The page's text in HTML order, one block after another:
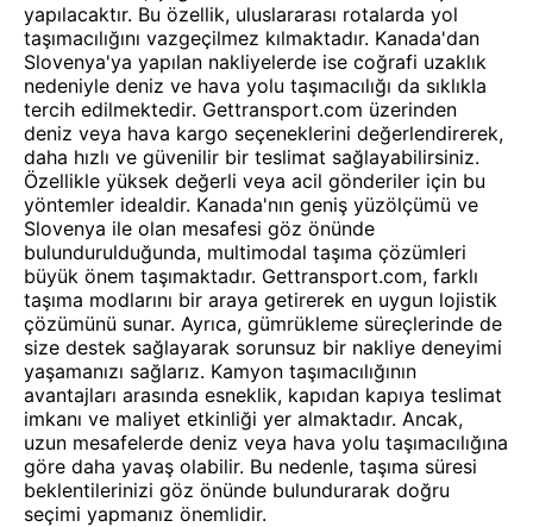
yapılacaktır. Bu özellik, uluslararası rotalarda yol
taşımacılığını vazgeçilmez kılmaktadır. Kanada'dan
Slovenya'ya yapılan nakliyelerde ise coğrafi uzaklık
nedeniyle deniz ve hava yolu taşımacılığı da sıklıkla
tercih edilmektedir. Gettransport.com üzerinden
deniz veya hava kargo seçeneklerini değerlendirerek,
daha hızlı ve güvenilir bir teslimat sağlayabilirsiniz.
Özellikle yüksek değerli veya acil gönderiler için bu
yöntemler idealdir. Kanada'nın geniş yüzölçümü ve
Slovenya ile olan mesafesi göz önünde
bulundurulduğunda, multimodal taşıma çözümleri
büyük önem taşımaktadır. Gettransport.com, farklı
taşıma modlarını bir araya getirerek en uygun lojistik
çözümünü sunar. Ayrıca, gümrükleme süreçlerinde de
size destek sağlayarak sorunsuz bir nakliye deneyimi
yaşamanızı sağlarız. Kamyon taşımacılığının
avantajları arasında esneklik, kapıdan kapıya teslimat
imkanı ve maliyet etkinliği yer almaktadır. Ancak,
uzun mesafelerde deniz veya hava yolu taşımacılığına
göre daha yavaş olabilir. Bu nedenle, taşıma süresi
beklentilerinizi göz önünde bulundurarak doğru
seçimi yapmanız önemlidir.